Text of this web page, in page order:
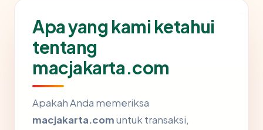
Apa yang kami ketahui
tentang
macjakarta.com
Apakah Anda memeriksa
macjakarta.comuntuk transaksi,